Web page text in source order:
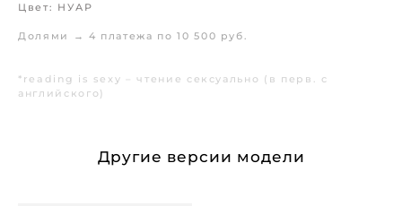
Цвет: НУАР
Долями → 4 платежа по 10 500 руб.
*reading is sexy – чтение сексуально (в перв. с
английского)
Другие версии модели